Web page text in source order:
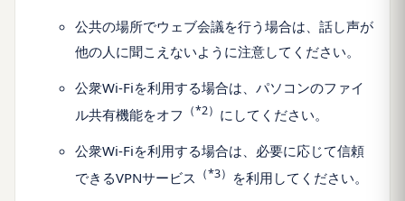
公共の場所でウェブ会議を行う場合は、話し声が
他の人に聞こえないように注意してください。
公衆Wi-Fiを利用する場合は、パソコンのファイ
ル共有機能をオフ （*2） にしてください。
公衆Wi-Fiを利用する場合は、必要に応じて信頼
できるVPNサービス （*3） を利用してください。